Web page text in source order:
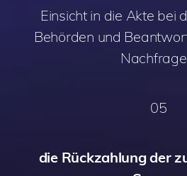
Einsicht in die Akte bei
Behörden und
05
die Rückzahlung der